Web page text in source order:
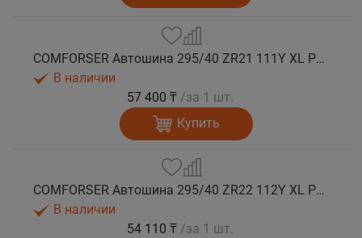
COMFORSER Автошина 295/40 ZR21 111Y XL PURESPEED лето
В наличии
57 400 ₸ /за 1 шт.
Купить
COMFORSER Автошина 295/40 ZR22 112Y XL PURESPEED лето
В наличии
54 110 ₸ /за 1 шт.